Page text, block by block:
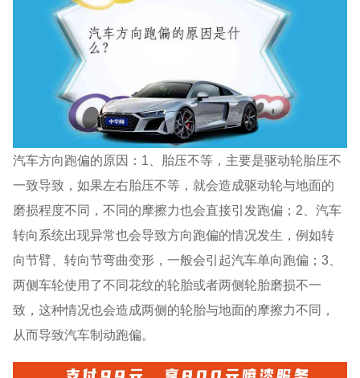
汽车方向跑偏的原因：1、胎压不等，主要是驱动轮胎压不
一致导致，如果左右胎压不等，就会造成驱动轮与地面的
磨损程度不同，不同的摩擦力也会直接引发跑偏；2、汽车
转向系统出现异常也会导致方向跑偏的情况发生，例如转
向节臂、转向节弯曲变形，一般会引起汽车单向跑偏；3、
两侧车轮使用了不同花纹的轮胎或者两侧轮胎磨损不一
致，这种情况也会造成两侧的轮胎与地面的摩擦力不同，
从而导致汽车制动跑偏。